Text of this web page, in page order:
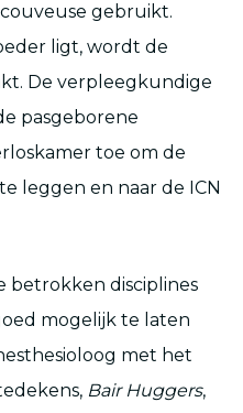
gebruikt.
ligt, wordt de
De verpleegkundige
pasgeborene
toe om de
leggen en naar de ICN
betrokken disciplines
mogelijk te laten
met het
Bair Huggers,